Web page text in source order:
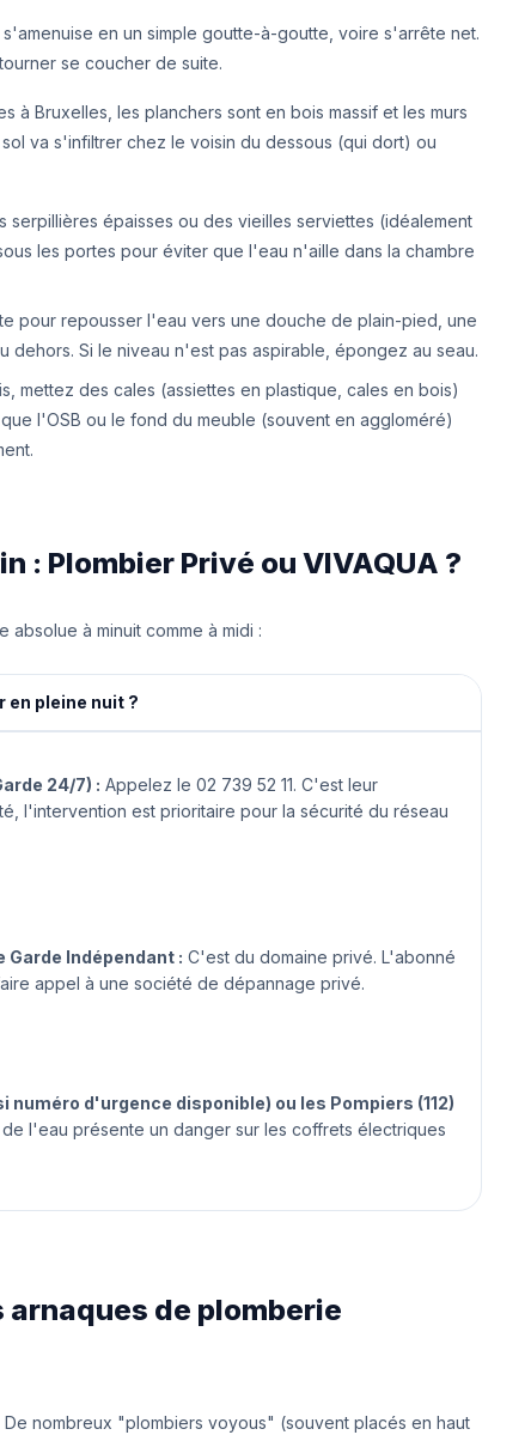
en un simple goutte-à-goutte, voire s'arrête net.
se coucher de suite.
à Bruxelles, les planchers sont en bois massif et les murs
va s'infiltrer chez le voisin du dessous (qui dort) ou
serpillières épaisses ou des vieilles serviettes (idéalement
les portes pour éviter que l'eau n'aille dans la chambre
pour repousser l'eau vers une douche de plain-pied, une
Si le niveau n'est pas aspirable, épongez au seau.
mettez des cales (assiettes en plastique, cales en bois)
l'OSB ou le fond du meuble (souvent en aggloméré)
: Plombier Privé ou VIVAQUA ?
à minuit comme à midi :
en pleine nuit ?
24/7) : Appelez le 02 739 52 11. C'est leur
l'intervention est prioritaire pour la sécurité du réseau
Garde Indépendant : C'est du domaine privé. L'abonné
appel à une société de dépannage privé.
numéro d'urgence disponible) ou les Pompiers (112)
de l'eau présente un danger sur les coffrets électriques
arnaques de plomberie
nombreux "plombiers voyous" (souvent placés en haut